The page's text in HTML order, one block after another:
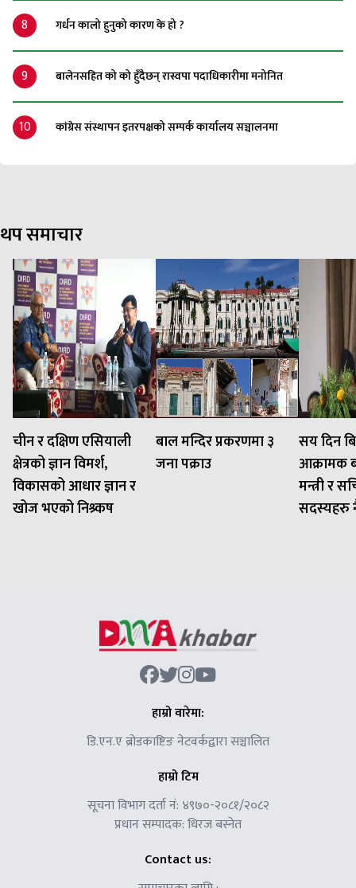
8 गर्धन कालो हुनुको कारण के हो ?
9 बालेनसहित को को हुँदैछन् रास्वपा पदाधिकारीमा मनोनित
10 कांग्रेस संस्थापन इतरपक्षको सम्पर्क कार्यालय सञ्चालनमा
थप समाचार
चीन र दक्षिण एसियाली
क्षेत्रको ज्ञान विमर्श,
विकासको आधार ज्ञान र
खोज भएको निश्र्कष
बाल मन्दिर प्रकरणमा ३
जना पक्राउ
सय दिन
आक्रामक
मन्त्री र
सदस्यहरु
हाम्रो वारेमा:
डि.एन.ए ब्रोडकाष्टिङ नेटवर्कद्वारा सञ्चालित
हाम्रो टिम
सूचना विभाग दर्ता नं: ४९७०-२०८१/२०८२
प्रधान सम्पादक: धिरज बस्नेत
Contact us: